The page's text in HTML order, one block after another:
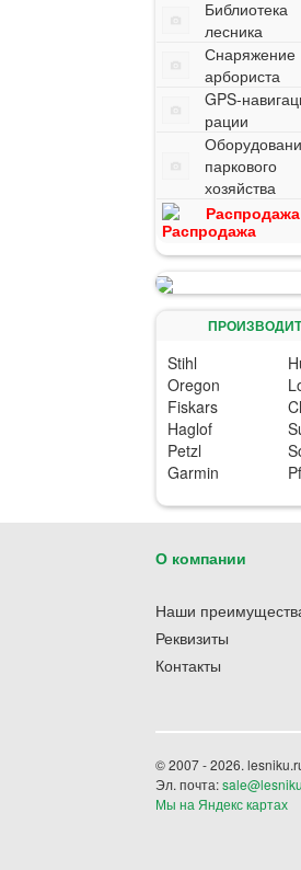
Библиотека
лесника
Снаряжение
арбориста
GPS-
рации
паркового
хозяйства
Распродажа
Stihl
Oregon
Fiskars
Haglof
Petzl
Garmin
О компании
Наши
Реквизиты
Контакты
© 2007 - 2026.
Эл. почта:
Мы на Яндекс картах